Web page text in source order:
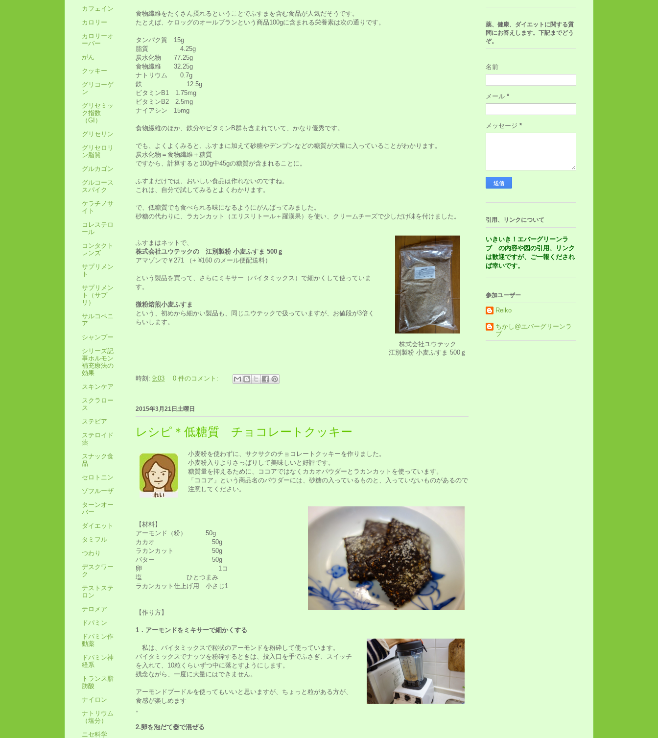
食物繊維をたくさん摂れるということでふすまを含む食品が人気だそうです。
たとえば、ケロッグのオールブランという商品100gに含まれる栄養素は次の通りです。
タンパク質 15g
脂質 4.25g
炭水化物 77.25g
食物繊維 32.25g
ナトリウム 0.7g
鉄 12.5g
ビタミンB1 1.75mg
ビタミンB2 2.5mg
ナイアシン 15mg
食物繊維のほか、鉄分やビタミンB群も含まれていて、かなり優秀です。
でも、よくよくみると、ふすまに加えて砂糖やデンプンなどの糖質が大量に入っていることがわかります。
炭水化物＝食物繊維＋糖質
ですから、計算すると100g中45gの糖質が含まれることに。
ふすまだけでは、おいしい食品は作れないのですね。
これは、自分で試してみるとよくわかります。
で、低糖質でも食べられる味になるようにがんばってみました。
砂糖の代わりに、ラカンカット（エリスリトール＋羅漢果）を使い、クリームチーズで少しだけ味を付けました。
株式会社ユウテック
江別製粉 小麦ふすま 500ｇ
ふすまはネットで、
株式会社ユウテックの 江別製粉 小麦ふすま 500ｇ
アマゾンで￥271 （+ ¥160 のメール便配送料）
という製品を買って、さらにミキサー（バイタミックス）で細かくして使っていま
す。
微粉焙煎小麦ふすま
という、初めから細かい製品も、同じユウテックで扱っていますが、お値段が3倍く
らいします。
時刻: 9:03 0 件のコメント:
2015年3月21日土曜日
レシピ＊低糖質 チョコレートクッキー
小麦粉を使わずに、サクサクのチョコレートクッキーを作りました。
小麦粉入りよりさっぱりして美味しいと好評です。
糖質量を抑えるために、ココアではなくカカオパウダーとラカンカットを使っています。
「ココア」という商品名のパウダーには、砂糖の入っているものと、入っていないものがあるので
注意してください。
【材料】
アーモンド（粉） 50g
カカオ 50g
ラカンカット 50g
バター 50g
卵 1コ
塩 ひとつまみ
ラカンカット仕上げ用 小さじ1
【作り方】
1．アーモンドをミキサーで細かくする
私は、バイタミックスで粒状のアーモンドを粉砕して使っています。
バイタミックスでナッツを粉砕するときは、投入口を手でふさぎ、スイッチ
を入れて、10粒くらいずつ中に落とすようにします。
残念ながら、一度に大量にはできません。
アーモンドプードルを使ってもいいと思いますが、ちょっと粒がある方が、
食感が楽しめます
。
2.卵を泡だて器で混ぜる
カフェイン
カロリー
カロリーオ
ーバー
がん
クッキー
グリコーゲ
ン
グリセミッ
ク指数
（GI）
グリセリン
グリセロリ
ン脂質
グルカゴン
グルコース
スパイク
ケラチノサ
イト
コレステロ
ール
コンタクト
レンズ
サプリメン
ト
サプリメン
ト（サプ
リ）
サルコペニ
ア
シャンプー
シリーズ記
事ホルモン
補充療法の
効果
スキンケア
スクラロー
ス
ステビア
ステロイド
薬
スナック食
品
セロトニン
ゾフルーザ
ターンオー
バー
ダイエット
タミフル
つわり
デスクワー
ク
テストステ
ロン
テロメア
ドパミン
ドパミン作
動薬
ドパミン神
経系
トランス脂
肪酸
ナイロン
ナトリウム
（塩分）
ニセ科学
薬、健康、ダイエットに関する質
問にお答えします。下記までどう
ぞ。
名前
メール *
メッセージ *
引用、リンクについて
いきいき！エバーグリーンラ
ブ の内容や図の引用、リンク
は歓迎ですが、ご一報くだされ
ば幸いです。
参加ユーザー
Reiko
ちかし@エバーグリーンラ
ブ